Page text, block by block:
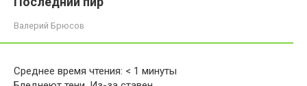
Валерий Брюсов
Среднее время чтения: < 1 минуты